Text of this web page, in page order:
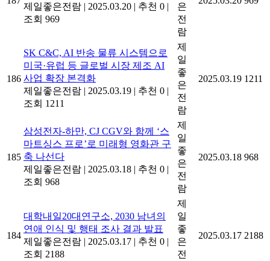
제일좋은전람 | 2025.03.20 | 추천 0 |
조회 969
은
전
람
186
SK C&C, AI 반송 물류 시스템으로
미국·유럽 등 글로벌 시장 제조 AI
사업 확장 본격화
제일좋은전람 | 2025.03.19 | 추천 0 |
조회 1211
제
일
좋
은
전
람
2025.03.19 1211
185
삼성전자-하만, CJ CGV와 함께 ‘스
마트싱스 프로’로 미래형 영화관 구
축 나선다
제일좋은전람 | 2025.03.18 | 추천 0 |
조회 968
제
일
좋
은
전
람
2025.03.18 968
184
대학내일20대연구소, 2030 남녀의
연애 인식 및 행태 조사 결과 발표
제일좋은전람 | 2025.03.17 | 추천 0 |
조회 2188
제
일
좋
은
전
2025.03.17 2188